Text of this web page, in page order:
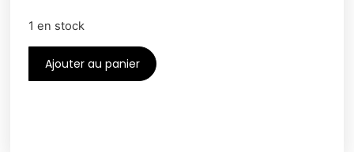
1 en stock
Ajouter au panier